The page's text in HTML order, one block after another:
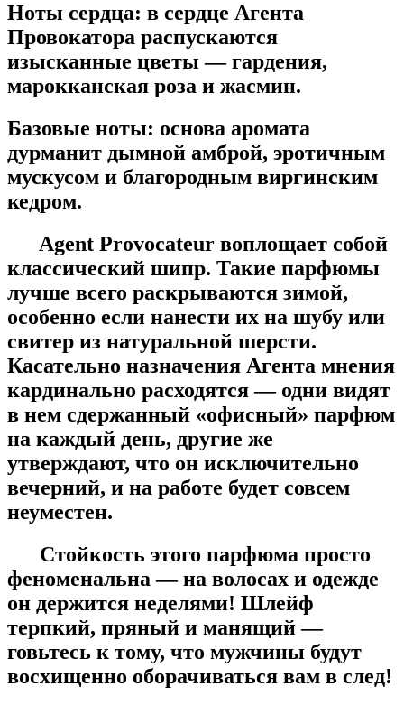
Ноты сердца: в сердце Агента
Провокатора распускаются
изысканные цветы — гардения,
марокканская роза и жасмин.
Базовые ноты: основа аромата
дурманит дымной амброй, эротичным
мускусом и благородным виргинским
кедром.
Agent Provocateur воплощает собой
классический шипр. Такие парфюмы
лучше всего раскрываются зимой,
особенно если нанести их на шубу или
свитер из натуральной шерсти.
Касательно назначения Агента мнения
кардинально расходятся — одни видят
в нем сдержанный «офисный» парфюм
на каждый день, другие же
утверждают, что он исключительно
вечерний, и на работе будет совсем
неуместен.
Стойкость этого парфюма просто
феноменальна — на волосах и одежде
он держится неделями! Шлейф
терпкий, пряный и манящий —
говьтесь к тому, что мужчины будут
восхищенно оборачиваться вам в след!